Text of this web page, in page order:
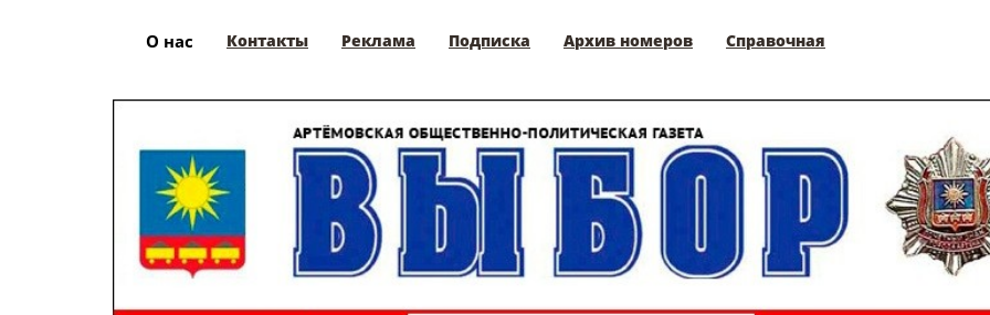
О нас Контакты Реклама Подписка Архив номеров Справочная